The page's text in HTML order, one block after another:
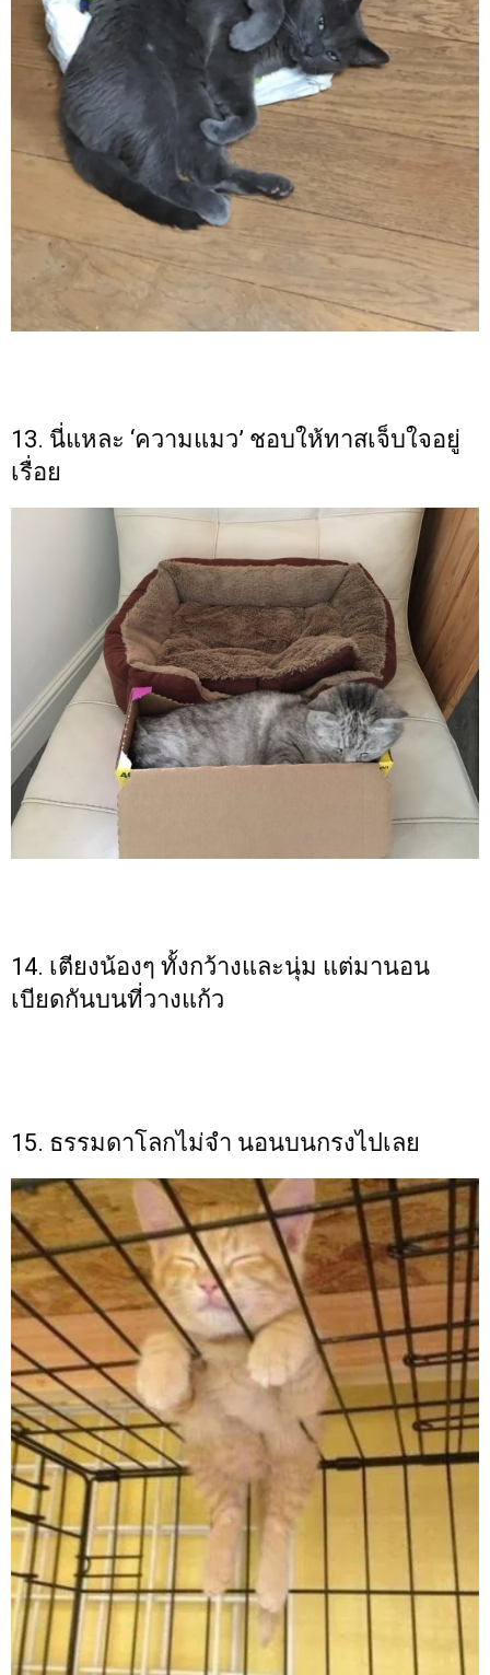
13. นี่แหละ ‘ความแมว’ ชอบให้ทาสเจ็บใจอยู่
เรื่อย
14. เตียงน้องๆ ทั้งกว้างและนุ่ม แต่มานอน
เบียดกันบนที่วางแก้ว
15. ธรรมดาโลกไม่จำ นอนบนกรงไปเลย